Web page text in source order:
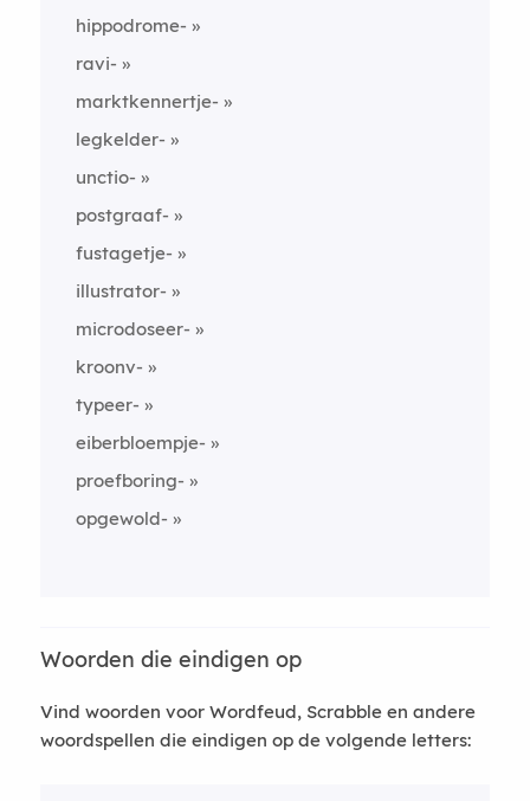
hippodrome-
ravi-
marktkennertje-
legkelder-
unctio-
postgraaf-
fustagetje-
illustrator-
microdoseer-
kroonv-
typeer-
eiberbloempje-
proefboring-
opgewold-
Woorden die eindigen op
Vind woorden voor Wordfeud, Scrabble en andere
woordspellen die eindigen op de volgende letters: